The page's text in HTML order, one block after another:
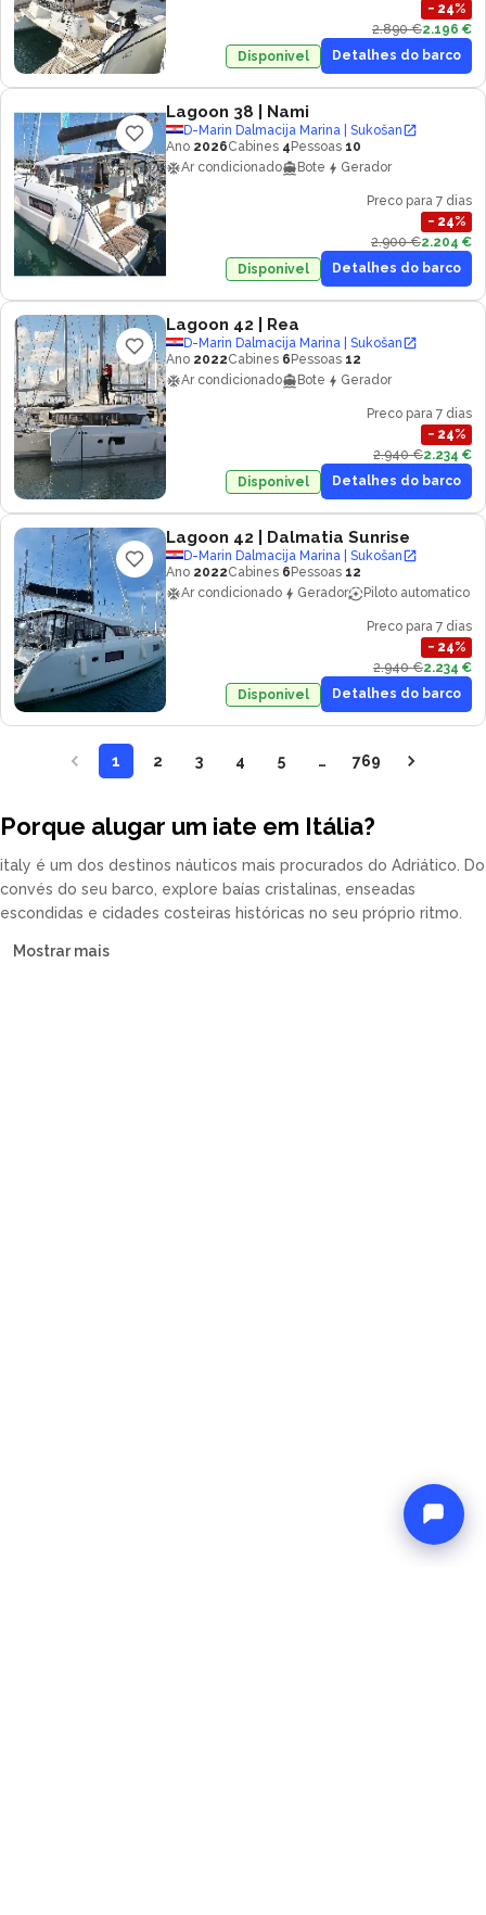
− 24%
2.890 €2.196 €
Disponivel
Detalhes do barco
Lagoon 38 | Nami
D-Marin Dalmacija Marina | Sukošan
Ano 2026Cabines 4 Pessoas 10
Ar condicionado
Bote Gerador
Preco para 7 dias
− 24%
2.900 €2.204 €
Disponivel
Detalhes do barco
Lagoon 42 | Rea
D-Marin Dalmacija Marina | Sukošan
Ano 2022Cabines 6 Pessoas 12
Ar condicionado
Bote Gerador
Preco para 7 dias
− 24%
2.940 €2.234 €
Disponivel
Detalhes do barco
Lagoon 42 | Dalmatia Sunrise
D-Marin Dalmacija Marina | Sukošan
Ano 2022Cabines 6 Pessoas 12
Ar condicionado
Gerador Piloto automatico
Preco para 7 dias
− 24%
2.940 €2.234 €
Disponivel
Detalhes do barco
1 2 3 4 5 … 769
Porque alugar um iate em Itália?
italy é um dos destinos náuticos mais procurados do Adriático. Do
convés do seu barco, explore baías cristalinas, enseadas
escondidas e cidades costeiras históricas no seu próprio ritmo.
Mostrar mais